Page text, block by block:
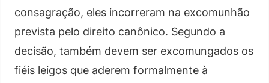
consagração, eles incorreram na excomunhão
prevista pelo direito canônico. Segundo a
decisão, também devem ser excomungados os
fiéis leigos que aderem formalmente à